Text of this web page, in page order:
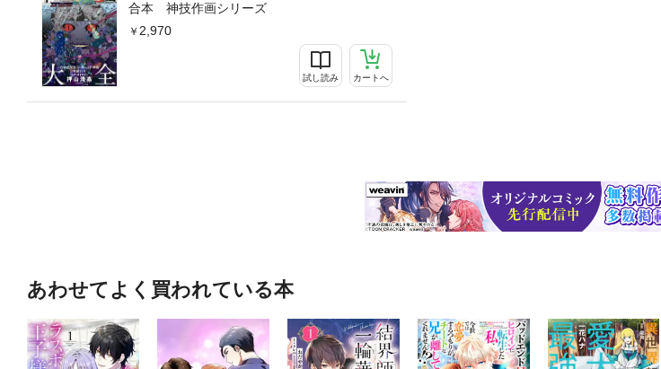
合本 神技作画シリーズ
2,970
試し読み カートへ
あわせてよく買われている本